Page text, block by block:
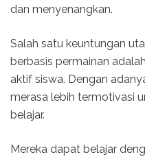
dan menyenangkan.
Salah satu keuntungan
berbasis permainan
aktif siswa. Dengan
merasa lebih termotivasi
belajar.
Mereka dapat belajar